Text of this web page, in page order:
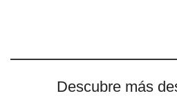
Descubre más